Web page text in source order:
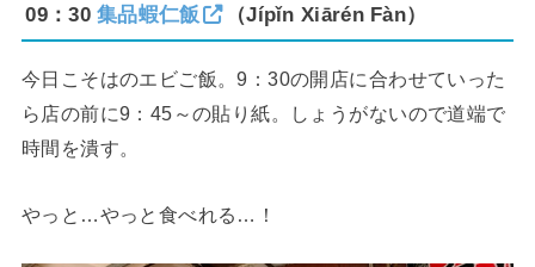
09：30集品蝦仁飯 （Jípǐn Xiārén Fàn）
今日こそはのエビご飯。9：30の開店に合わせていった
ら店の前に9：45～の貼り紙。しょうがないので道端で
時間を潰す。
やっと…やっと食べれる…！